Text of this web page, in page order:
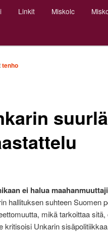
Linkit Miskolc
tenho
ei halua
hallituksen suhteen Suomen
mikä tarkoittaa
kritisoisi Unkarin